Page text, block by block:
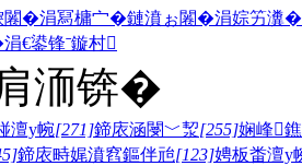
闂�涓冩槦宀�鏈濆ぉ闂�涓婃竻瀵�
涓€鍙锋ˉ鏇村
洏锛�
澶у帵[271]鍗庡涵閿﹀洯[255]娴峰
鍗庡畤娓濆窞鏂伴兘[123]娉板畨澶у